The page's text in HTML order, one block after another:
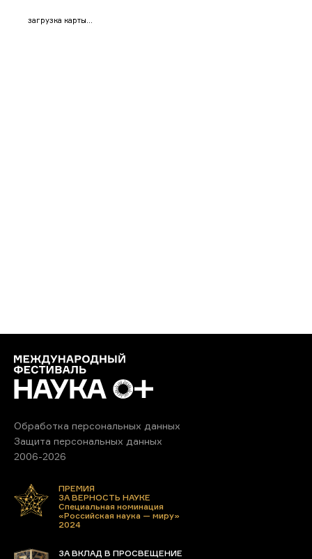
загрузка карты...
Обработка персональных данных
Защита персональных данных
2006-2026
ПРЕМИЯ
ЗА ВЕРНОСТЬ НАУКЕ
Специальная номинация
«Российская наука — миру»
2024
ЗА ВКЛАД В ПРОСВЕЩЕНИЕ